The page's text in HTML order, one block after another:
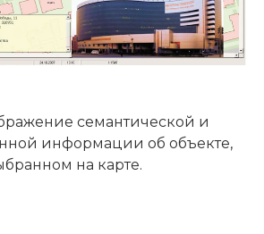
семантической и
информации об объекте,
на карте.